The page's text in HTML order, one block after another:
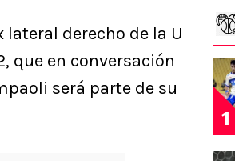
lateral derecho de la U
que en conversación
será parte de su
1